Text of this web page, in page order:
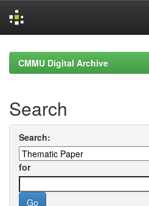
navigationCMMU Digital Archive
Search
Search:
for